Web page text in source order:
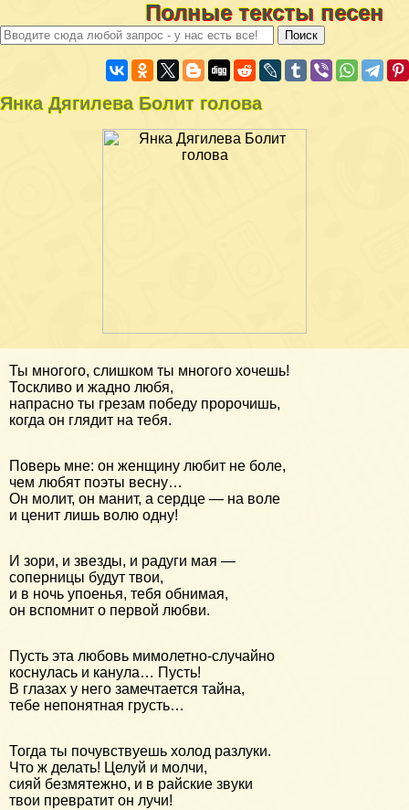
Полные тексты песен
Янка Дягилева Болит голова
Ты многого, слишком ты многого хочешь!
Тоскливо и жадно любя,
напрасно ты грезам победу пророчишь,
когда он глядит на тебя.
Поверь мне: он женщину любит не боле,
чем любят поэты весну…
Он молит, он манит, а сердце — на воле
и ценит лишь волю одну!
И зори, и звезды, и радуги мая —
соперницы будут твои,
и в ночь упоенья, тебя обнимая,
он вспомнит о первой любви.
Пусть эта любовь мимолетно-случайно
коснулась и канула… Пусть!
В глазах у него замечтается тайна,
тебе непонятная грусть…
Тогда ты почувствуешь холод разлуки.
Что ж делать! Целуй и молчи,
сияй безмятежно, и в райские звуки
твои превратит он лучи!